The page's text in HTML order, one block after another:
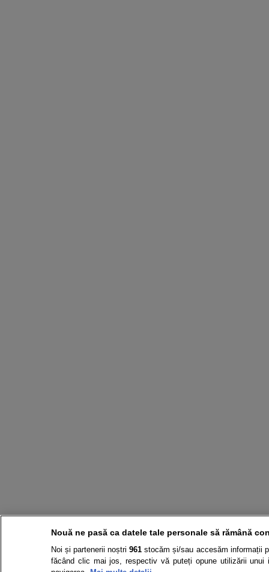
Nouă ne pasă ca datele tale personale să rămână
Noi și partenerii noștri961 stocăm și/sau accesăm informații
făcând clic mai jos, respectiv vă puteți opune utilizării